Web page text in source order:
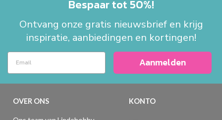
Bespaar tot 50%!
Ontvang onze gratis nieuwsbrief en krijg
inspiratie, aanbiedingen en kortingen!
Aanmelden
OVER ONS KONTO